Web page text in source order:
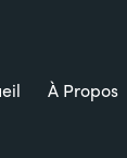
À Propos